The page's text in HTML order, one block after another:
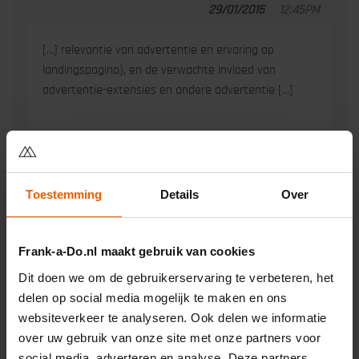
Toestemming Details Over
Frank-a-Do.nl maakt gebruik van cookies
Dit doen we om de gebruikerservaring te verbeteren, het
delen op social media mogelijk te maken en ons
websiteverkeer te analyseren. Ook delen we informatie
over uw gebruik van onze site met onze partners voor
29/01/2015 12:45PM
[…] relevantie van advertentie en ervaring op
landingspagina), en de verwachte invloed van
advertentie-extensies en andere advertentie […]
Geef een reactie
zijn gemarkeerd met*
Reactie*
Naam*